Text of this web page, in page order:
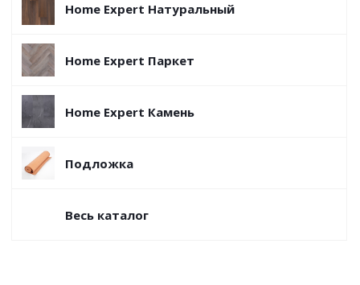
Home Expert Натуральный
Home Expert Паркет
Home Expert Камень
Подложка
Весь каталог